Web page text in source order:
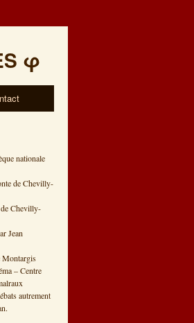
φ
nationale
de Chevilly-
Chevilly-
Jean
Montargis
– Centre
autrement